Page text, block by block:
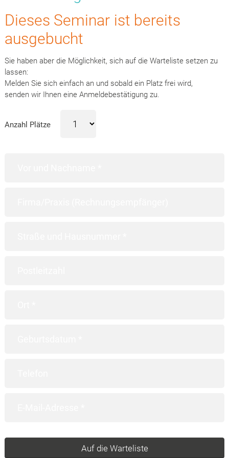
Dieses Seminar ist bereits
ausgebucht
Sie haben aber die Möglichkeit, sich auf die Warteliste setzen zu
lassen:
Melden Sie sich einfach an und sobald ein Platz frei wird,
senden wir Ihnen eine Anmeldebestätigung zu.
Anzahl Plätze